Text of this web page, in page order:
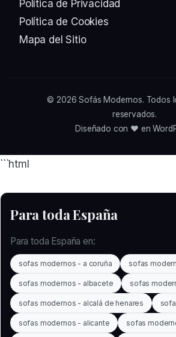
Política de Privacidad
Política de Cookies
Mapa del Sitio
© 2026Sofás Modernos. Todos
reservados.
Diseñado con ❤️ en
```html
Para toda España
Para toda España en:
sofas modernos - a coruña sofas
sofas modernos - albacete sofas
sofas modernos - alcalá de henares
sofas modernos - alicante sofas